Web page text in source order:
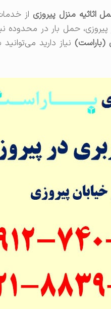
اثاثیه منزل پیروزی از
پیروزی، حمل بار در محدوده
(باراست) نیاز دارید